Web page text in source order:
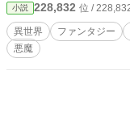
小説 228,832 位 /
異世界 ファンタジー
悪魔